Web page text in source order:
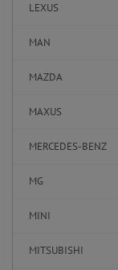
LEXUS
MAN
MAZDA
MAXUS
MERCEDES-BENZ
MG
MINI
MITSUBISHI